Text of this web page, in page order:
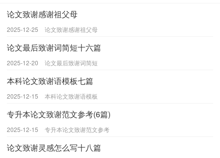
论文致谢感谢祖父母
2025-12-25 论文致谢感谢祖父母
论文最后致谢词简短十六篇
2025-12-20 论文最后致谢词简短
本科论文致谢语模板七篇
2025-12-15 本科论文致谢语模板
专升本论文致谢范文参考(6篇)
2025-12-15 专升本论文致谢范文参考
论文致谢灵感怎么写十八篇